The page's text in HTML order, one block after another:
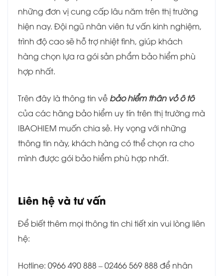
những đơn vị cung cấp lâu năm trên thị trường
hiện nay. Đội ngũ nhân viên tư vấn kinh nghiệm,
trình độ cao sẽ hỗ trợ nhiệt tình, giúp khách
hàng chọn lựa ra gói sản phẩm bảo hiểm phù
hợp nhất.
Trên đây là thông tin về bảo hiểm thân vỏ ô tô
của các hãng bảo hiểm uy tín trên thị trường mà
IBAOHIEM muốn chia sẻ. Hy vọng với những
thông tin này, khách hàng có thể chọn ra cho
mình được gói bảo hiểm phù hợp nhất.
Liên hệ và tư vấn
Để biết thêm mọi thông tin chi tiết xin vui lòng liên
hệ:
Hotline: 0966 490 888 – 02466 569 888 để nhân